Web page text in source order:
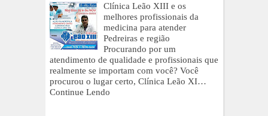
Clínica Leão XIII e os
melhores profissionais da
medicina para atender
Pedreiras e região
Procurando por um
atendimento de qualidade e profissionais que
realmente se importam com você? Você
procurou o lugar certo, Clínica Leão XI…
Continue Lendo